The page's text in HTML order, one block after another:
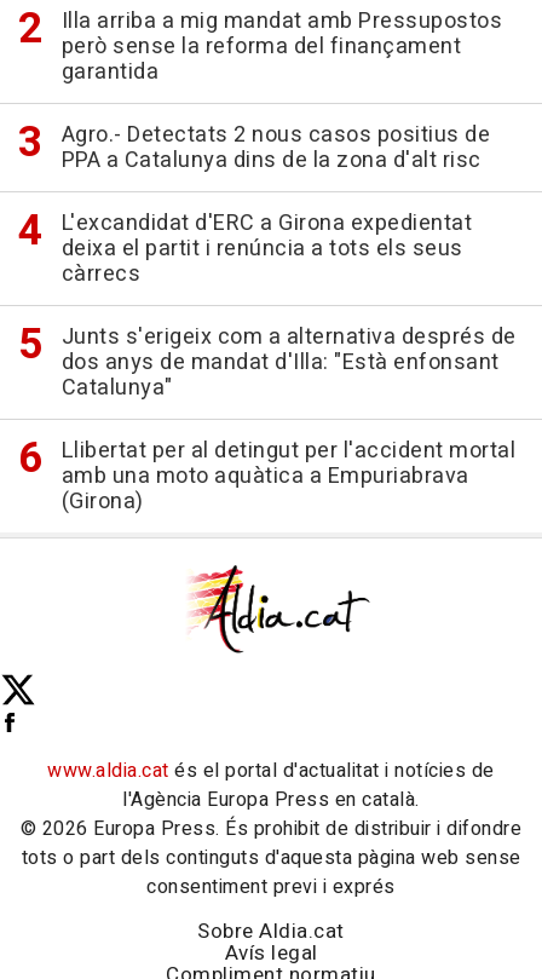
Illa arriba a mig mandat amb Pressupostos
però sense la reforma del finançament
garantida
Agro.- Detectats 2 nous casos positius de
PPA a Catalunya dins de la zona d'alt risc
L'excandidat d'ERC a Girona expedientat
deixa el partit i renúncia a tots els seus
càrrecs
Junts s'erigeix com a alternativa després de
dos anys de mandat d'Illa: "Està enfonsant
Catalunya"
Llibertat per al detingut per l'accident mortal
amb una moto aquàtica a Empuriabrava
(Girona)
www.aldia.cat és el portal d'actualitat i notícies de
l'Agència Europa Press en català.
© 2026 Europa Press. És prohibit de distribuir i difondre
tots o part dels continguts d'aquesta pàgina web sense
consentiment previ i exprés
Sobre Aldia.cat
Avís legal